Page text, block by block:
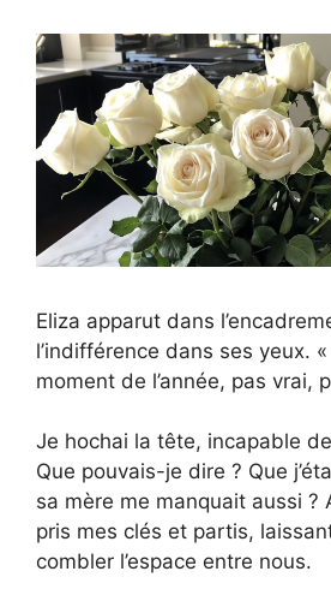
Eliza apparut dans
l’indifférence dans ses yeux. «
moment de l’année, pas vrai,
Je hochai la tête, incapable
Que pouvais-je dire ? Que
sa mère me manquait aussi ?
pris mes clés et partis,
combler l’espace entre nous.